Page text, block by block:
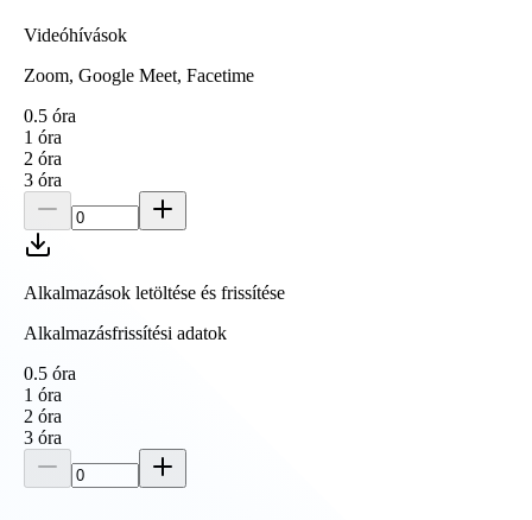
Videóhívások
Zoom, Google Meet, Facetime
0.5 óra
1 óra
2 óra
3 óra
Alkalmazások letöltése és frissítése
Alkalmazásfrissítési adatok
0.5 óra
1 óra
2 óra
3 óra